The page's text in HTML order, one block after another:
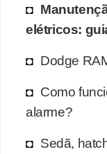
elétricos:
Dodge
Como
alarme?
Sedã,